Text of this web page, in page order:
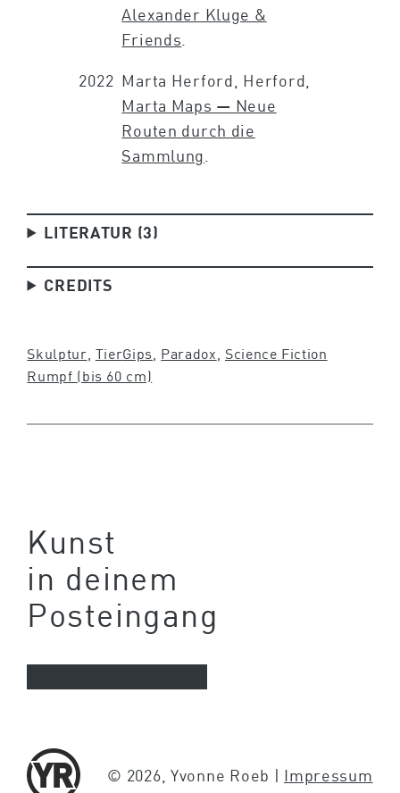
Alexander Kluge &
Friends
2022 Marta Herford, Herford,
Marta Maps — Neue
Routen durch die
Sammlung
LITERATUR (3)
CREDITS
Skulptur TierGips Paradox
Science Fiction
Rumpf (bis 60 cm)
Kunst
in deinem
Posteingang
© 2026, Yvonne Roeb | Impressum